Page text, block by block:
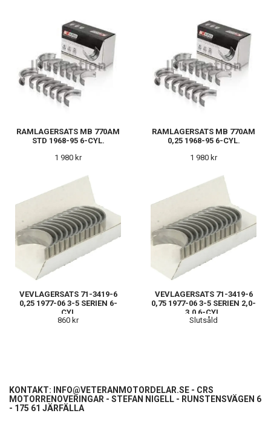
RAMLAGERSATS MB 770AM
STD 1968-95 6-CYL.
1 980 kr
RAMLAGERSATS MB 770AM
0,25 1968-95 6-CYL.
1 980 kr
VEVLAGERSATS 71-3419-6
0,25 1977-06 3-5 SERIEN 6-
CYL
860 kr
VEVLAGERSATS 71-3419-6
0,75 1977-06 3-5 SERIEN 2,0-
3.0 6-CYL.
Slutsåld
KONTAKT: INFO@VETERANMOTORDELAR.SE - CRS
MOTORRENOVERINGAR - STEFAN NIGELL - RUNSTENSVÄGEN 6
- 175 61 JÄRFÄLLA